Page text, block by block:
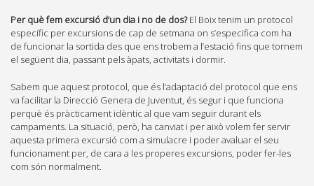
Per què fem excursió d’un dia i no de dos?El Boix tenim un protocol
específic per excursions de cap de setmana on s’especifica com ha
de funcionar la sortida des que ens trobem a l’estació fins que tornem
el següent dia, passant pels àpats, activitats i dormir.
Sabem que aquest protocol, que és l’adaptació del protocol que ens
va facilitar la Direcció Genera de Juventut, és segur i que funciona
perquè és pràcticament idèntic al que vam seguir durant els
campaments. La situació, però, ha canviat i per això volem fer servir
aquesta primera excursió com a simulacre i poder avaluar el seu
funcionament per, de cara a les properes excursions, poder fer-les
com són normalment.